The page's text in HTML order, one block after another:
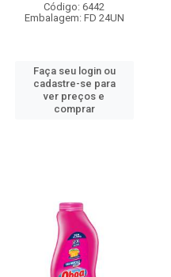
Código: 6442
Embalagem: FD 24UN
Faça seu login ou
cadastre-se para
ver preços e
comprar